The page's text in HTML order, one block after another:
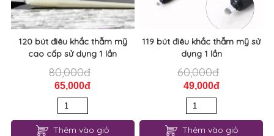
120 bút điêu khắc thẫm mỹ
cao cấp sử dụng 1 lần
80,000đ
65,000đ
Thêm vào giỏ
119 bút điêu khắc thẫm mỹ sử
dụng 1 lần
60,000đ
49,000đ
Thêm vào giỏ